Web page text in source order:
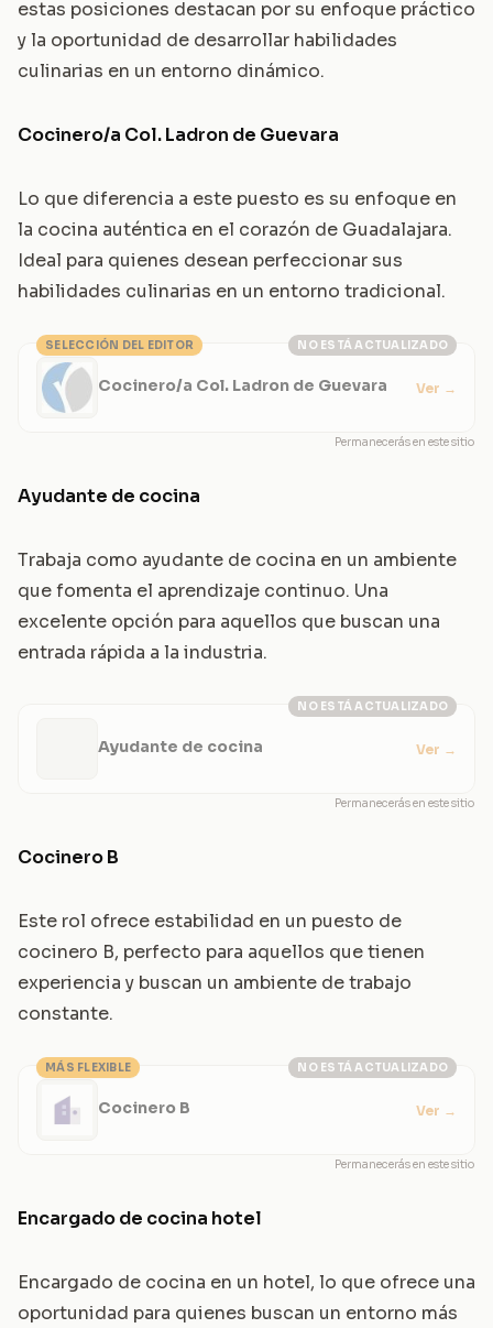
estas posiciones destacan por su enfoque práctico
y la oportunidad de desarrollar habilidades
culinarias en un entorno dinámico.
Cocinero/a Col. Ladron de Guevara
Lo que diferencia a este puesto es su enfoque en
la cocina auténtica en el corazón de Guadalajara.
Ideal para quienes desean perfeccionar sus
habilidades culinarias en un entorno tradicional.
NO ESTÁ ACTUALIZADO
SELECCIÓN DEL EDITOR
Cocinero/a Col. Ladron de Guevara Ver →
Permanecerás en este sitio
Ayudante de cocina
Trabaja como ayudante de cocina en un ambiente
que fomenta el aprendizaje continuo. Una
excelente opción para aquellos que buscan una
entrada rápida a la industria.
NO ESTÁ ACTUALIZADO
Ayudante de cocina Ver →
Permanecerás en este sitio
Cocinero B
Este rol ofrece estabilidad en un puesto de
cocinero B, perfecto para aquellos que tienen
experiencia y buscan un ambiente de trabajo
constante.
NO ESTÁ ACTUALIZADO
MÁS FLEXIBLE
Cocinero B Ver →
Permanecerás en este sitio
Encargado de cocina hotel
Encargado de cocina en un hotel, lo que ofrece una
oportunidad para quienes buscan un entorno más